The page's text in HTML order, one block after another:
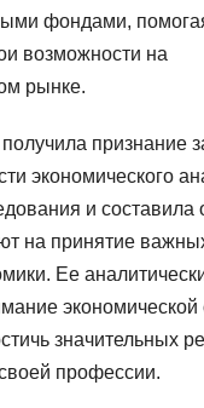
фондами,
возможности на
рынке.
признание
экономического
и составила
на принятие
Ее
экономической
значительных
профессии.